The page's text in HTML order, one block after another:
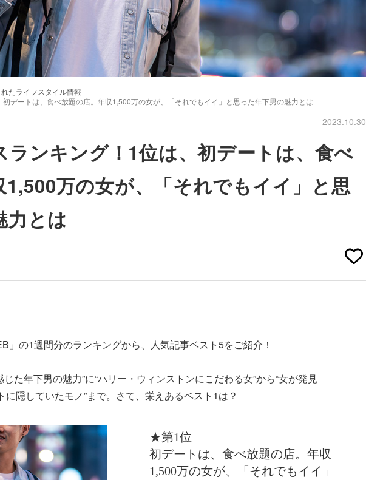
たライフスタイル情報
デートは、食べ放題の店。年収1,500万の女が、「それでもイイ」と思った年下男の魅力とは
2023.10.30
ランキング！1位は、初デートは、食べ
1,500万の女が、「それでもイイ」と思
力とは
」の1週間分のランキングから、人気記事ベスト5をご紹介！
た年下男の魅力”に“ハリー・ウィンストンにこだわる女”から“女が発見
に隠していたモノ”まで。さて、栄えあるベスト1は？
★第1位
初デートは、食べ放題の店。年収
1,500万の女が、「それでもイイ」